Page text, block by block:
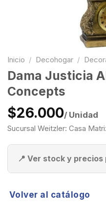
Inicio / Decohogar /
Dama Justicia
Concepts
$26.000/ Unidad
Sucursal Weitzler: Casa
📍 Ver stock y
Volver al catálogo